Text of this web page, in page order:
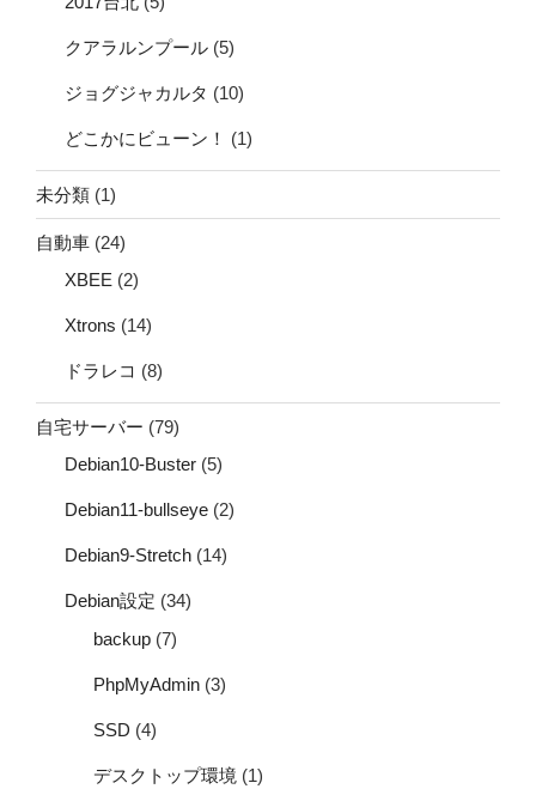
クアラルンプール (5)
ジョグジャカルタ (10)
どこかにビューン！ (1)
未分類 (1)
自動車 (24)
XBEE (2)
Xtrons (14)
ドラレコ (8)
自宅サーバー (79)
Debian10-Buster (5)
Debian11-bullseye (2)
Debian9-Stretch (14)
Debian設定 (34)
backup (7)
PhpMyAdmin (3)
SSD (4)
デスクトップ環境 (1)